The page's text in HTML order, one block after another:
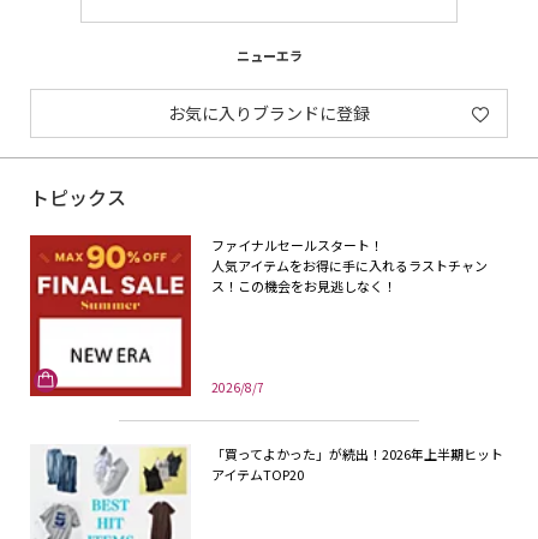
ニューエラ
お気に入りブランドに登録
トピックス
2026/8/7
ファイナルセールスタート！
人気アイテムをお得に手に入れるラストチャン
ス！この機会をお見逃しなく！
「買ってよかった」が続出！2026年上半期ヒット
アイテムTOP20